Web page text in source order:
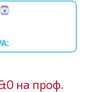
на проф.